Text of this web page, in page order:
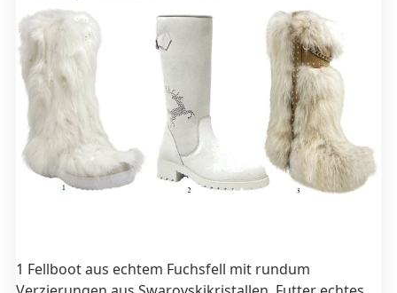
1 Fellboot aus echtem Fuchsfell mit rundum